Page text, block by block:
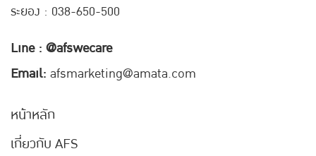
ระยอง : 038-650-500
Line : @afswecare
Email: afsmarketing@amata.com
หน้าหลัก
เกี่ยวกับ AFS